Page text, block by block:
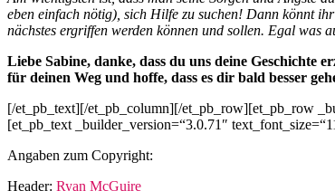
eben einfach nötig), sich Hilfe zu suchen! Dann könnt
nächstes ergriffen werden können und sollen. Egal was
Liebe Sabine, danke, dass du uns deine
für deinen Weg und hoffe, dass es dir bald besser
[/et_pb_text][/et_pb_column][/et_pb_row][et_pb_row
[et_pb_text _builder_version=“3.0.71″
Angaben zum Copyright:
Header: Ryan McGuire